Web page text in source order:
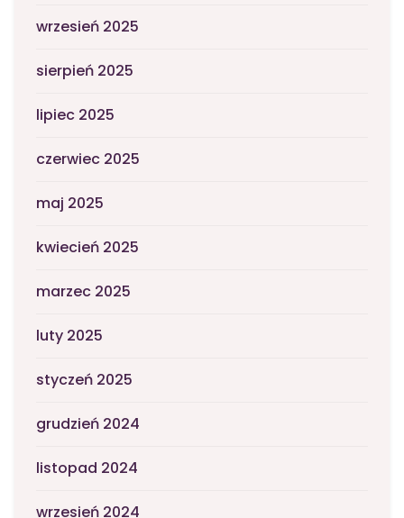
wrzesień 2025
sierpień 2025
lipiec 2025
czerwiec 2025
maj 2025
kwiecień 2025
marzec 2025
luty 2025
styczeń 2025
grudzień 2024
listopad 2024
wrzesień 2024